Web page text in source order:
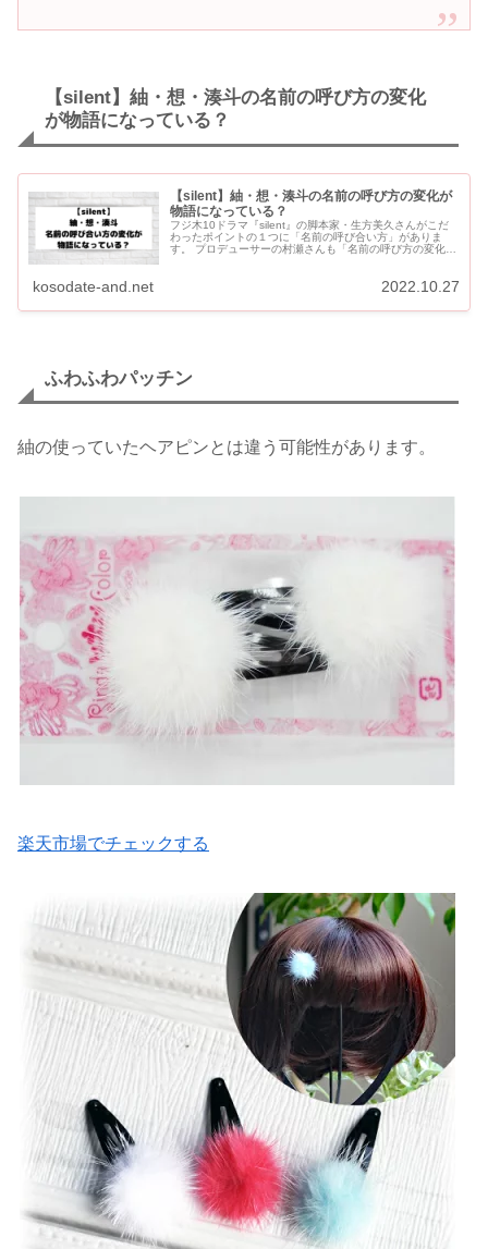
【silent】紬・想・湊斗の名前の呼び方の変化
が物語になっている？
【silent】紬・想・湊斗の名前の呼び方の変化が
物語になっている？
フジ木10ドラマ『silent』の脚本家・生方美久さんがこだ
わったポイントの１つに「名前の呼び合い方」がありま
す。 プロデューサーの村瀬さんも「名前の呼び方の変化に
kosodate-and.net 2022.10.27
ふわふわパッチン
紬の使っていたヘアピンとは違う可能性があります。
楽天市場でチェックする